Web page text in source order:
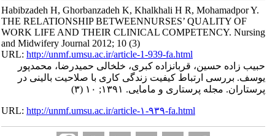
Habibzadeh H, Ghorbanzadeh K, Khalkhali H R, Mohamadpor Y.
THE RELATIONSHIP BETWEENNURSES’ QUALITY OF
WORK LIFE AND THEIR CLINICAL COMPETENCY. Nursing
and Midwifery Journal 2012; 10 (3)
URL:http://unmf.umsu.ac.ir/article-1-939-fa.html
حبیب زاده حسین، قربانزاده کبری، خلخالی حمیدرضا، محمدپور
یوسف. بررسی ارتباط کیفیت زندگی کاری با صلاحیت بالینی در
پرستاران. مجله پرستاری و مامایی. ۱۳۹۱; ۱۰ (۳)
URL:http://unmf.umsu.ac.ir/article-۱-۹۳۹-fa.html